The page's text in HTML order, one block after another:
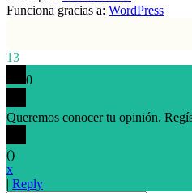
Funciona gracias a: WordPress
13
0
Queremos conocer tu opinión.
()
x
| Reply